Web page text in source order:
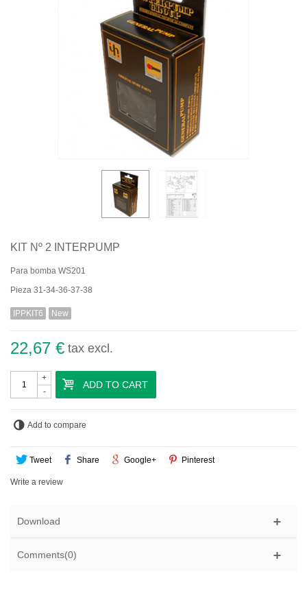
KIT Nº 2 INTERPUMP
Para bomba WS201
Pieza 31-34-36-37-38
IPPKIT6 New
22,67 € tax excl.
-
+
ADD TO CART
Add to compare
Tweet Share Google+ Pinterest
Write a review
Download
Comments(0)